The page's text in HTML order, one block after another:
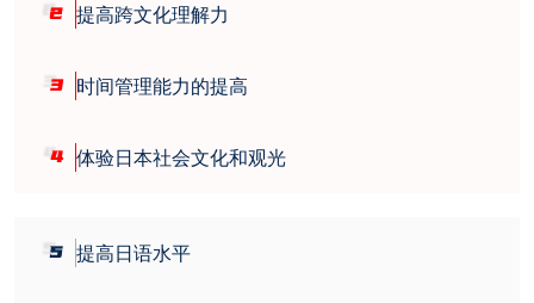
2 提高跨文化理解力
3 时间管理能力的提高
4 体验日本社会文化和观光
5 提高日语水平